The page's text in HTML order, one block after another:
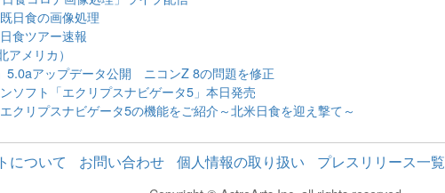
日食の画像処理
食ツアー速報
メリカ）
5.0aアップデータ公開 ニコンZ 8の問題を修正
ソフト「エクリプスナビゲータ5」本日発売
クリプスナビゲータ5の機能をご紹介～北米日食を迎え撃て～
について お問い合わせ 個人情報の取り扱い プレスリリース一覧